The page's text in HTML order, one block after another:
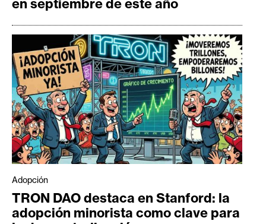
en septiembre de este año
Adopción
TRON DAO destaca en Stanford: la
adopción minorista como clave para